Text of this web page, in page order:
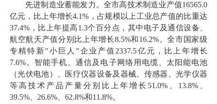
先进制造业蓄能发力。全市高技术制造业产值16565.0
亿元，比上年增长4.1%，占规模以上工业总产值的比重达
37.4%，比上年提高1 .3个百分点，其中电子及通信设备、
航空航天产值分别比上年增长8.5%和16.2%。全市国家级
专精特新"小巨人"企业产值 2337.5亿元，比上年增长
7.6%。智能手机、通信及电子网络用电缆、太阳能电池
（光伏电池）、医疗仪器设备及器械、传感器、光学仪器
等高技术产品产量分别比上年增长 51 .0%、 13.8%、
39.5%、 26.6%、 62.8%和11 .8%。